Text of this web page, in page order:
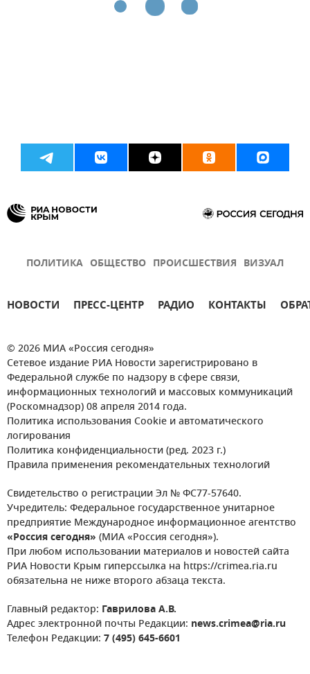
ПОЛИТИКА ОБЩЕСТВО ПРОИСШЕСТВИЯ ВИЗУАЛ
НОВОСТИ ПРЕСС-ЦЕНТР РАДИО КОНТАКТЫ
© 2026 МИА «Россия сегодня»
Сетевое издание РИА Новости зарегистрировано в
Федеральной службе по надзору в сфере связи,
информационных технологий и массовых коммуникаций
(Роскомнадзор) 08 апреля 2014 года.
Политика использования Cookie и автоматического
логирования
Политика конфиденциальности (ред. 2023 г.)
Правила применения рекомендательных технологий
Свидетельство о регистрации Эл № ФС77-57640.
Учредитель: Федеральное государственное унитарное
предприятие Международное информационное агентство
«Россия сегодня» (МИА «Россия сегодня»).
При любом использовании материалов и новостей сайта
РИА Новости Крым гиперссылка на https://crimea.ria.ru
обязательна не ниже второго абзаца текста.
Главный редактор: Гаврилова А.В.
Адрес электронной почты Редакции: news.crimea@ria.ru
Телефон Редакции: 7 (495) 645-6601